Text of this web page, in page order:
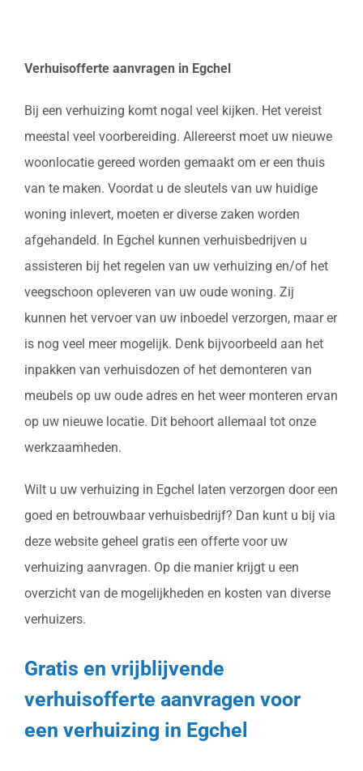
Verhuisofferte aanvragen in Egchel
Bij een verhuizing komt nogal veel kijken. Het vereist
meestal veel voorbereiding. Allereerst moet uw nieuwe
woonlocatie gereed worden gemaakt om er een thuis
van te maken. Voordat u de sleutels van uw huidige
woning inlevert, moeten er diverse zaken worden
afgehandeld. In Egchel kunnen verhuisbedrijven u
assisteren bij het regelen van uw verhuizing en/of het
veegschoon opleveren van uw oude woning. Zij
kunnen het vervoer van uw inboedel verzorgen, maar er
is nog veel meer mogelijk. Denk bijvoorbeeld aan het
inpakken van verhuisdozen of het demonteren van
meubels op uw oude adres en het weer monteren ervan
op uw nieuwe locatie. Dit behoort allemaal tot onze
werkzaamheden.
Wilt u uw verhuizing in Egchel laten verzorgen door een
goed en betrouwbaar verhuisbedrijf? Dan kunt u bij via
deze website geheel gratis een offerte voor uw
verhuizing aanvragen. Op die manier krijgt u een
overzicht van de mogelijkheden en kosten van diverse
verhuizers.
Gratis en vrijblijvende
verhuisofferte aanvragen voor
een verhuizing in Egchel